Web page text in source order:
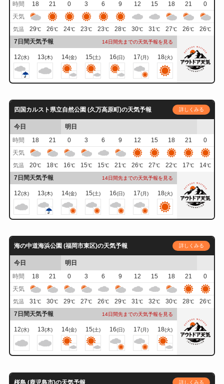
時間
18 21 0 3 6 9 12 15 18 21
0
天気
気温 29℃ 26℃ 24℃ 23℃ 23℃ 28℃ 30℃ 31℃ 27℃ 26℃ 26℃
7日間天気予報 14日間先までの天気予報を見る
12(水) 13(木) 14(金) 15(土) 16(日) 17(月) 18(火)
四国カルスト県立自然公園 (久万高原町)の天気予報 詳しくみる
今日
明日
時間
18 21 0 3 6 9 12 15 18 21
0
天気
気温 20℃ 18℃ 16℃ 15℃ 15℃ 21℃ 26℃ 27℃ 22℃ 17℃ 14℃
7日間天気予報 14日間先までの天気予報を見る
12(水) 13(木) 14(金) 15(土) 16(日) 17(月) 18(火)
海の中道海浜公園 (福岡市東区)の天気予報 詳しくみる
今日
明日
時間
18 21 0 3 6 9 12 15 18 21
0
天気
気温 31℃ 30℃ 29℃ 27℃ 26℃ 29℃ 31℃ 32℃ 30℃ 28℃ 26℃
7日間天気予報 14日間先までの天気予報を見る
12(水) 13(木) 14(金) 15(土) 16(日) 17(月) 18(火)
桜島 (鹿児島市)の天気予報 詳しくみる